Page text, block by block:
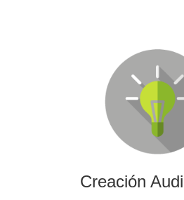
Creación
Creación
Ofrecemos soluciones creativas,
para cualquier tipo de
promocionales, spots o cobertura